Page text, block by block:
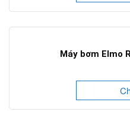
Máy bơm Elmo